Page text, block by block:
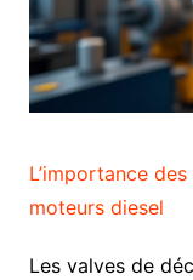
L’importance
moteurs diesel
Les valves de